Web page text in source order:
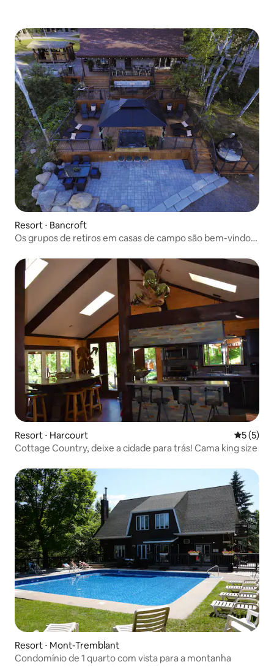
Resort ⋅ Bancroft
Os grupos de retiros em casas de campo são bem-vindos
Resort ⋅ Harcourt 5 de
5 (5)
Cottage Country, deixe a cidade para trás! Cama king size
Resort ⋅ Mont-Tremblant
Condomínio de 1 quarto com vista para a montanha